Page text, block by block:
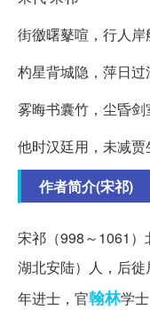
街徼曙鼕喧，行人岸
杓星背城隐，萍日过
雾晦书囊竹，尘昏剑
他时汉廷用，未减贾
作者简介(宋祁)
宋祁（998～1061）
湖北安陆）人，后
年进士，官翰林学